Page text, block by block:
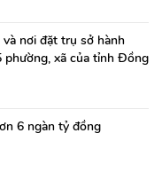
nơi đặt trụ sở hành
phường, xã của tỉnh Đồng
6 ngàn tỷ đồng